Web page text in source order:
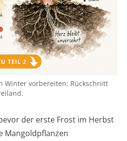
Winter vorbereiten: Rückschnitt
der erste Frost im Herbst
Mangoldpflanzen